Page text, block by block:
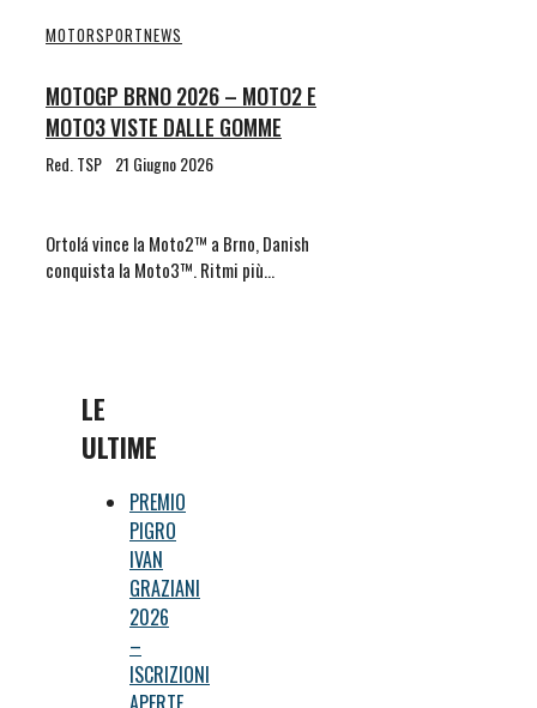
MOTORSPORTNEWS
MOTOGP BRNO 2026 – MOTO2 E
MOTO3 VISTE DALLE GOMME
Red. TSP 21 Giugno 2026
Ortolá vince la Moto2™ a Brno, Danish
conquista la Moto3™. Ritmi più…
LE
ULTIME
PREMIO
PIGRO
IVAN
GRAZIANI
2026
–
ISCRIZIONI